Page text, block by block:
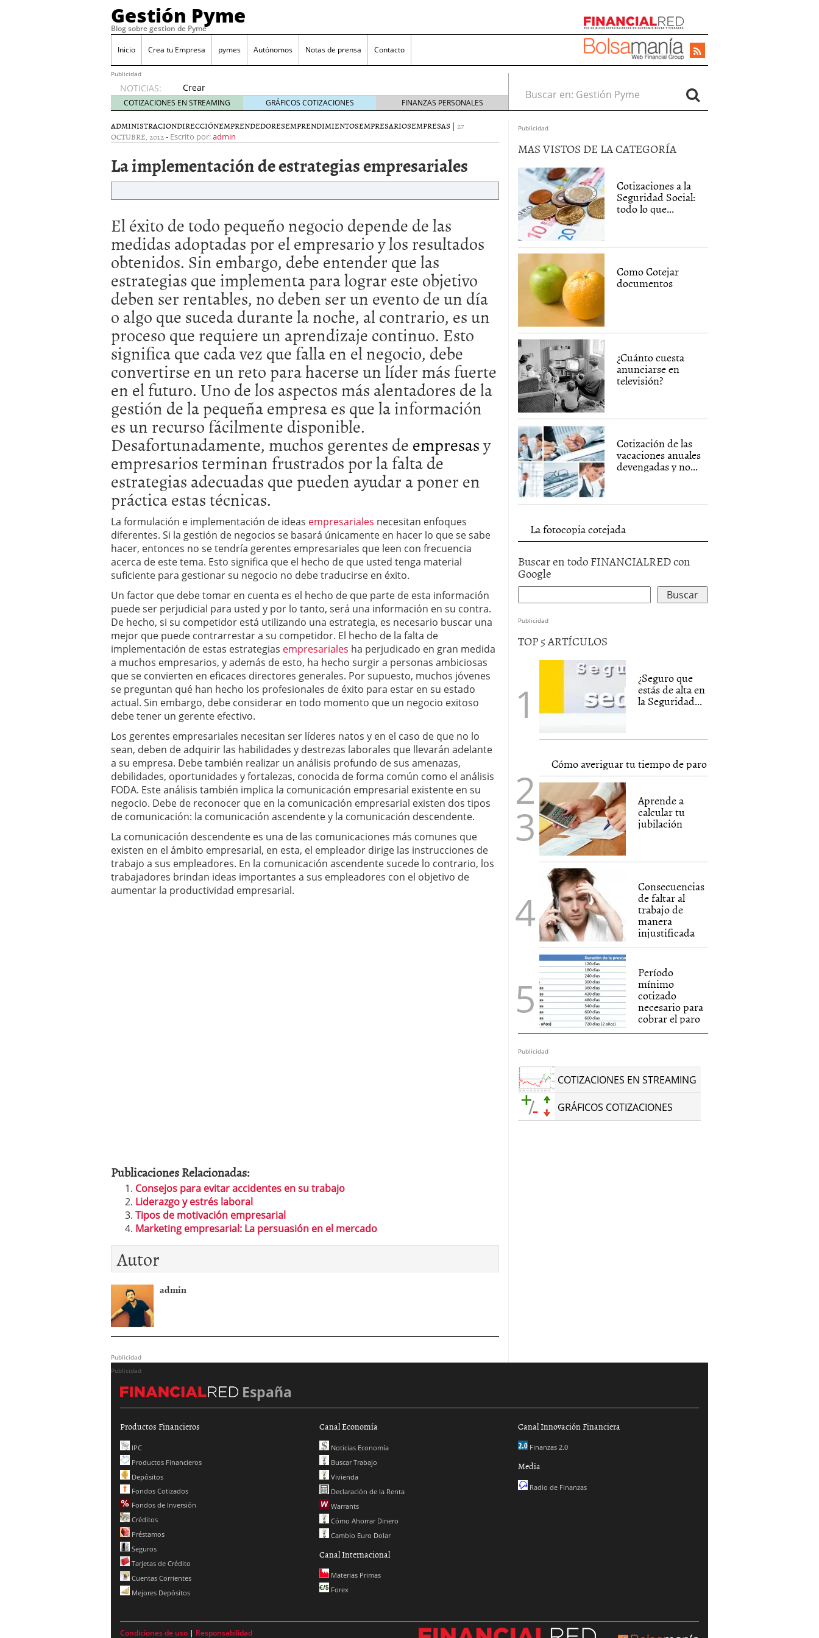
Gestión Pyme
Blog sobre gestion de Pyme
Inicio Crea tu Empresa pymes Autónomos Notas de prensa Contacto
Publicidad
NOTICIAS:
Crear
empresa
online vs
proceso
tradicional:
reales
para
pymes
mayo 29,
Sobres de cartón: una inversión rentable para las pymes que venden online
septiembre 4, 2025
Cómo convertir tu negocio en un ecommerce exitoso junio 20, 2025
Los CRM: Impulsores de la Transformación Empresarial mayo 14, 2025
Reubicación internacional: guía rápida para trasladar empleados sin
errores abril 10, 2025
COTIZACIONES EN STREAMING GRÁFICOS COTIZACIONES FINANZAS PERSONALES
Buscar en:
ADMINISTRACIONDIRECCIÓNEMPRENDEDORESEMPRENDIMIENTOSEMPRESARIOSEMPRESAS | 27
OCTUBRE, 2012- Escrito por:admin
La implementación de estrategias empresariales
El éxito de todo pequeño negocio depende de las
medidas adoptadas por el empresario y los resultados
obtenidos. Sin embargo, debe entender que las
estrategias que implementa para lograr este objetivo
deben ser rentables, no deben ser un evento de un día
o algo que suceda durante la noche, al contrario, es un
proceso que requiere un aprendizaje continuo. Esto
significa que cada vez que falla en el negocio, debe
convertirse en un reto para hacerse un líder más fuerte
en el futuro. Uno de los aspectos más alentadores de la
gestión de la pequeña empresa es que la información
es un recurso fácilmente disponible.
Desafortunadamente, muchos gerentes deempresasy
empresarios terminan frustrados por la falta de
estrategias adecuadas que pueden ayudar a poner en
práctica estas técnicas.
La formulación e implementación de ideas empresariales necesitan enfoques
diferentes. Si la gestión de negocios se basará únicamente en hacer lo que se sabe
hacer, entonces no se tendría gerentes empresariales que leen con frecuencia
acerca de este tema. Esto significa que el hecho de que usted tenga material
suficiente para gestionar su negocio no debe traducirse en éxito.
Un factor que debe tomar en cuenta es el hecho de que parte de esta información
puede ser perjudicial para usted y por lo tanto, será una información en su contra.
De hecho, si su competidor está utilizando una estrategia, es necesario buscar una
mejor que puede contrarrestar a su competidor. El hecho de la falta de
implementación de estas estrategias empresariales ha perjudicado en gran medida
a muchos empresarios, y además de esto, ha hecho surgir a personas ambiciosas
que se convierten en eficaces directores generales. Por supuesto, muchos jóvenes
se preguntan qué han hecho los profesionales de éxito para estar en su estado
actual. Sin embargo, debe considerar en todo momento que un negocio exitoso
debe tener un gerente efectivo.
Los gerentes empresariales necesitan ser líderes natos y en el caso de que no lo
sean, deben de adquirir las habilidades y destrezas laborales que llevarán adelante
a su empresa. Debe también realizar un análisis profundo de sus amenazas,
debilidades, oportunidades y fortalezas, conocida de forma común como el análisis
FODA. Este análisis también implica la comunicación empresarial existente en su
negocio. Debe de reconocer que en la comunicación empresarial existen dos tipos
de comunicación: la comunicación ascendente y la comunicación descendente.
La comunicación descendente es una de las comunicaciones más comunes que
existen en el ámbito empresarial, en esta, el empleador dirige las instrucciones de
trabajo a sus empleadores. En la comunicación ascendente sucede lo contrario, los
trabajadores brindan ideas importantes a sus empleadores con el objetivo de
aumentar la productividad empresarial.
Publicaciones Relacionadas:
Consejos para evitar accidentes en su trabajo
Liderazgo y estrés laboral
Tipos de motivación empresarial
Marketing empresarial: La persuasión en el mercado
Autor
admin
Publicidad
Publicidad
MAS VISTOS DE LA CATEGORÍA
Cotizaciones a la
Seguridad Social:
todo lo que...
Como Cotejar
documentos
¿Cuánto cuesta
anunciarse en
televisión?
Cotización de las
vacaciones anuales
devengadas y no...
La fotocopia cotejada
Buscar en todo FINANCIALRED con
Google
Publicidad
TOP 5 ARTÍCULOS
¿Seguro que
estás de alta en
la Seguridad...
Cómo averiguar tu tiempo de paro
Aprende a
calcular tu
jubilación
Consecuencias
de faltar al
trabajo de
manera
injustificada
Período
mínimo
cotizado
necesario para
cobrar el paro
Publicidad
COTIZACIONES EN STREAMING
GRÁFICOS COTIZACIONES
Publicidad
España
Productos Financieros
IPC
Productos Financieros
Depósitos
Fondos Cotizados
Fondos de Inversión
Créditos
Préstamos
Seguros
Tarjetas de Crédito
Cuentas Corrientes
Mejores Depósitos
Canal Economía
Noticias Economía
Buscar Trabajo
Vivienda
Declaración de la Renta
Warrants
Cómo Ahorrar Dinero
Cambio Euro Dolar
Canal Internacional
Materias Primas
Forex
Canal Innovación Financiera
Finanzas 2.0
Media
Radio de Finanzas
Condiciones de uso | Responsabilidad